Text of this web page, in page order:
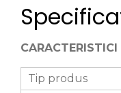
CARACTERISTICI
Tip produs